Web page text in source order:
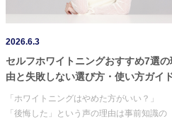
2026.6.3
セルフホワイトニングおすすめ7選の
由と失敗しない選び方・使い方ガイ
「ホワイトニングはやめた方がいい？」
「後悔した」という声の理由は事前知識の